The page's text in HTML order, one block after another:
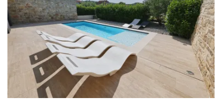
Badezimmer
Badezimmer 1: En suite, Waschbecken, Toilette,
Dusche
Badezimmer 2: Waschbecken, Toilette, Dusche